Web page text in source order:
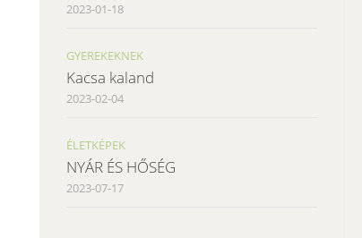
2023-01-18
GYEREKEKNEK
Kacsa kaland
2023-02-04
ÉLETKÉPEK
NYÁR ÉS HŐSÉG
2023-07-17